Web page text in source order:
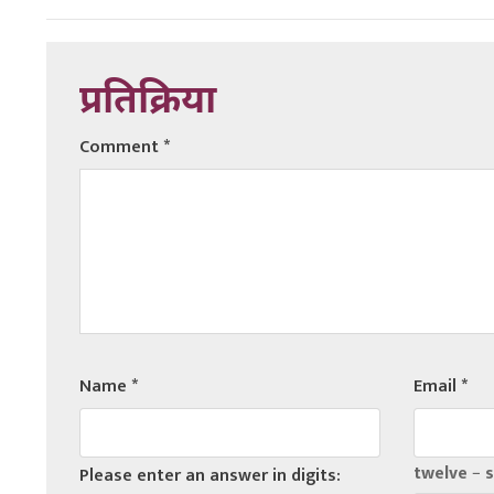
प्रतिक्रिया
Comment*
Name* Email*
Please enter an answer in digits: twelve −